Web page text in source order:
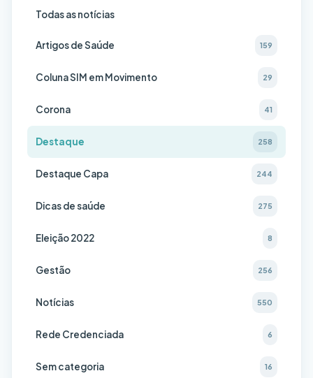
Todas as notícias
Artigos de Saúde 159
Coluna SIM em Movimento 29
Corona 41
Destaque 258
Destaque Capa 244
Dicas de saúde 275
Eleição 2022 8
Gestão 256
Notícias 550
Rede Credenciada 6
Sem categoria 16